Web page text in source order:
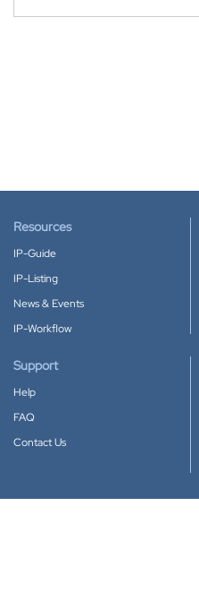
Resources
IP-Guide
IP-Listing
News & Events
IP-Workflow
Support
Help
FAQ
Contact Us